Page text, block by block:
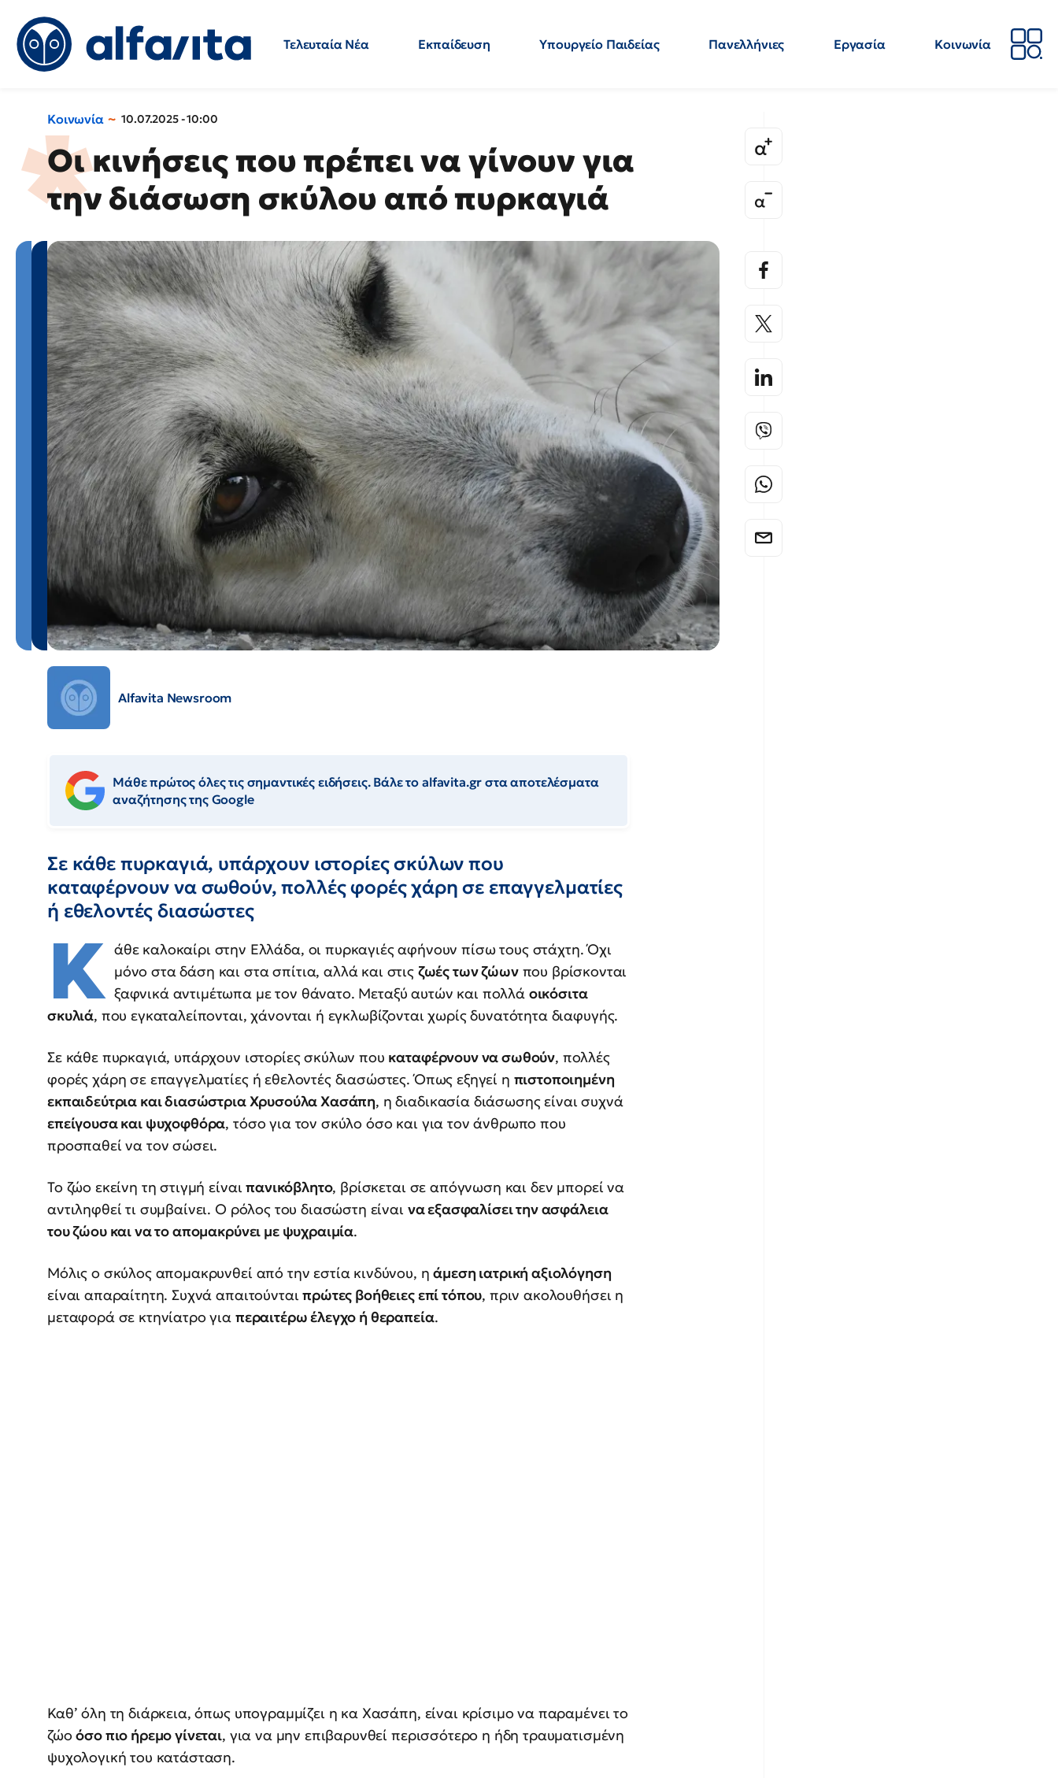
Τελευταία Νέα Εκπαίδευση Υπουργείο Παιδείας Πανελλήνιες Εργασία
Κοινωνία
Κοινωνία 10.07.2025 - 10:00
Οι κινήσεις που πρέπει να γίνουν για
την διάσωση σκύλου από πυρκαγιά
Alfavita Newsroom
Μάθε πρώτος όλες τις σημαντικές ειδήσεις. Βάλε το alfavita.gr στα αποτελέσματα
αναζήτησης της Google
Σε κάθε πυρκαγιά, υπάρχουν ιστορίες σκύλων που
καταφέρνουν να σωθούν, πολλές φορές χάρη σε επαγγελματίες
ή εθελοντές διασώστες
Κ άθε καλοκαίρι στην Ελλάδα, οι πυρκαγιές αφήνουν πίσω τους στάχτη. Όχι
μόνο στα δάση και στα σπίτια, αλλά και στις ζωές των ζώωνπου βρίσκονται
ξαφνικά αντιμέτωπα με τον θάνατο. Μεταξύ αυτών και πολλά οικόσιτα
σκυλιά, που εγκαταλείπονται, χάνονται ή εγκλωβίζονται χωρίς δυνατότητα διαφυγής.
Σε κάθε πυρκαγιά, υπάρχουν ιστορίες σκύλων που καταφέρνουν να σωθούν, πολλές
φορές χάρη σε επαγγελματίες ή εθελοντές διασώστες. Όπως εξηγεί η πιστοποιημένη
εκπαιδεύτρια και διασώστρια Χρυσούλα Χασάπη, η διαδικασία διάσωσης είναι συχνά
επείγουσα και ψυχοφθόρα, τόσο για τον σκύλο όσο και για τον άνθρωπο που
προσπαθεί να τον σώσει.
Το ζώο εκείνη τη στιγμή είναιπανικόβλητο, βρίσκεται σε απόγνωση και δεν μπορεί να
αντιληφθεί τι συμβαίνει. Ο ρόλος του διασώστη είναι να εξασφαλίσει την ασφάλεια
του ζώου και να το απομακρύνει με ψυχραιμία.
Μόλις ο σκύλος απομακρυνθεί από την εστία κινδύνου, ηάμεση ιατρική αξιολόγηση
είναι απαραίτητη. Συχνά απαιτούνταιπρώτες βοήθειες επί τόπου, πριν ακολουθήσει η
μεταφορά σε κτηνίατρο για περαιτέρω έλεγχο ή θεραπεία.
Καθ’ όλη τη διάρκεια, όπως υπογραμμίζει η κα Χασάπη, είναι κρίσιμο να παραμένει το
ζώοόσο πιο ήρεμο γίνεται, για να μην επιβαρυνθεί περισσότερο η ήδη τραυματισμένη
ψυχολογική του κατάσταση.